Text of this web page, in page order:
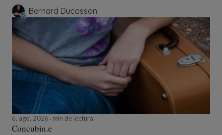
Bernard Ducosson
6, ago, 2026 min de lectura
Concubin.e